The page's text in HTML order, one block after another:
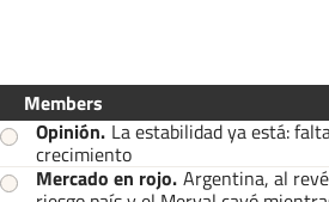
Members
Opinión. La estabilidad ya está:
crecimiento
Mercado en rojo. Argentina, al